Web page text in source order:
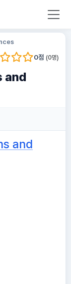
0점 (0명)
and
and